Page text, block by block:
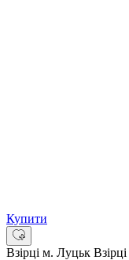
Купити
Взірці м. Луцьк